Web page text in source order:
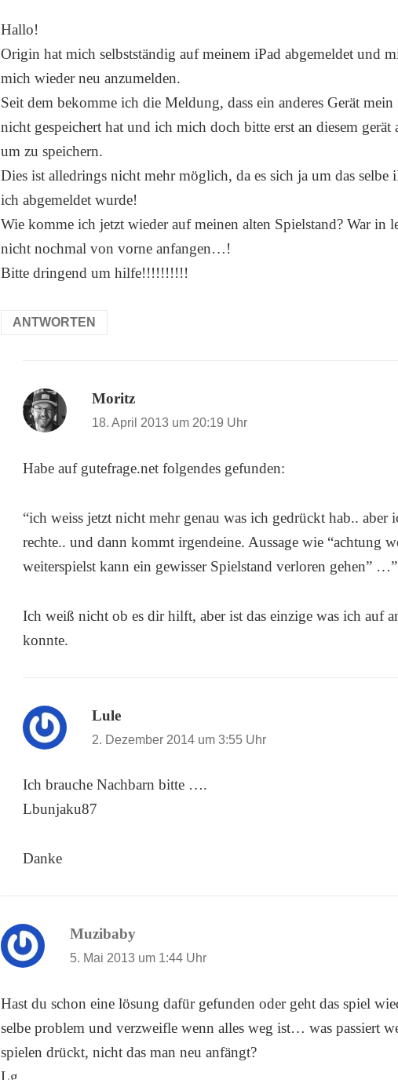
Hallo!
Origin hat mich selbstständig auf meinem iPad abgemeldet und
mich wieder neu anzumelden.
Seit dem bekomme ich die Meldung, dass ein anderes Gerät
nicht gespeichert hat und ich mich doch bitte erst an diesem gerät
um zu speichern.
Dies ist alledrings nicht mehr möglich, da es sich ja um das selbe
ich abgemeldet wurde!
Wie komme ich jetzt wieder auf meinen alten Spielstand? War in
nicht nochmal von vorne anfangen…!
Bitte dringend um hilfe!!!!!!!!!!
ANTWORTEN
Moritz
18. April 2013 um 20:19 Uhr
Habe auf gutefrage.net folgendes gefunden:
“ich weiss jetzt nicht mehr genau was ich gedrückt hab.. aber
rechte.. und dann kommt irgendeine. Aussage wie “achtung
weiterspielst kann ein gewisser Spielstand verloren gehen” …”
Ich weiß nicht ob es dir hilft, aber ist das einzige was ich auf
konnte.
Lule
2. Dezember 2014 um 3:55 Uhr
Ich brauche Nachbarn bitte ….
Lbunjaku87
Danke
Muzibaby
5. Mai 2013 um 1:44 Uhr
Hast du schon eine lösung dafür gefunden oder geht das spiel
selbe problem und verzweifle wenn alles weg ist… was passiert
spielen drückt, nicht das man neu anfängt?
Lg